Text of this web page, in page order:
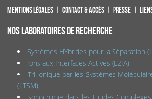
Mentions légales Contact & accès Presse
NOS LABORATOIRES DE RECHERCHE
Systèmes HYbrides pour la Séparation
Ions aux Interfaces Actives (L2IA)
Tri ionique par les Systèmes
(LTSM)
Sonochimie dans les Fluides Complexes